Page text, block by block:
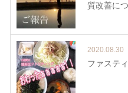
質改善に
2020.08.30
ファステ